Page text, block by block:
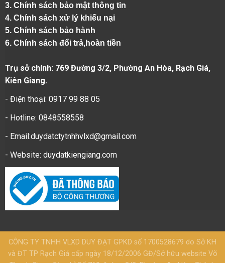
3. Chính sách bảo mật thông tin
4. Chính sách xử lý khiếu nại
5. Chính sách bảo hành
6. Chính sách đổi trả,hoàn tiền
Trụ sở chính: 769 Đường 3/2, Phường An Hòa, Rạch Giá,
Kiên Giang.
- Điện thoại: 0917 99 88 05
- Hotline: 0848558558
- Email:duydatctytnhhvlxd@gmail.com
- Website: duydatkiengiang.com
CÔNG TY TNHH VLXD DUY ĐẠT GPKD số 1700528679 do Sở KH
và ĐT TP Rạch Giá cấp ngày 18/12/2006 GĐ/Sở hữu website Võ